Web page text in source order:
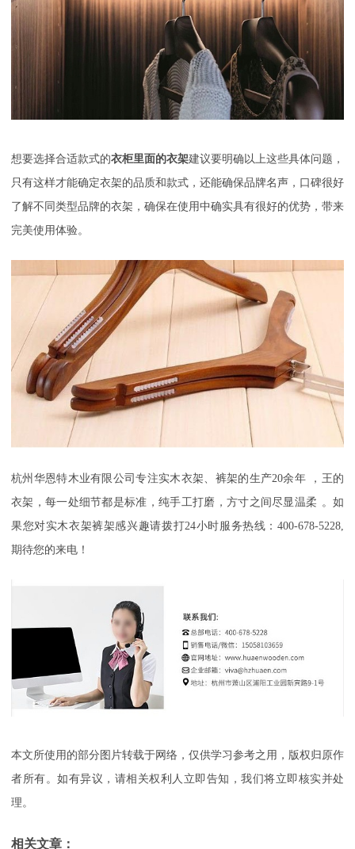
想要选择合适款式的衣柜里面的衣架建议要明确以上这些具体问题，
只有这样才能确定衣架的品质和款式，还能确保品牌名声，口碑很好
了解不同类型品牌的衣架，确保在使用中确实具有很好的优势，带来
完美使用体验。
杭州华恩特木业有限公司专注实木衣架、裤架的生产20余年 ， 王的
衣架，每一处细节都是标准 ，纯手工打磨，方寸之间尽显温柔 。如
果您对实木衣架裤架感兴趣请拨打24小时服务热线：400-678-5228,
期待您的来电！
本文所使用的部分图片转载于网络，仅供学习参考之用，版权归原作
者所有。如有异议，请相关权利人立即告知，我们将立即核实并处
理。
相关文章：